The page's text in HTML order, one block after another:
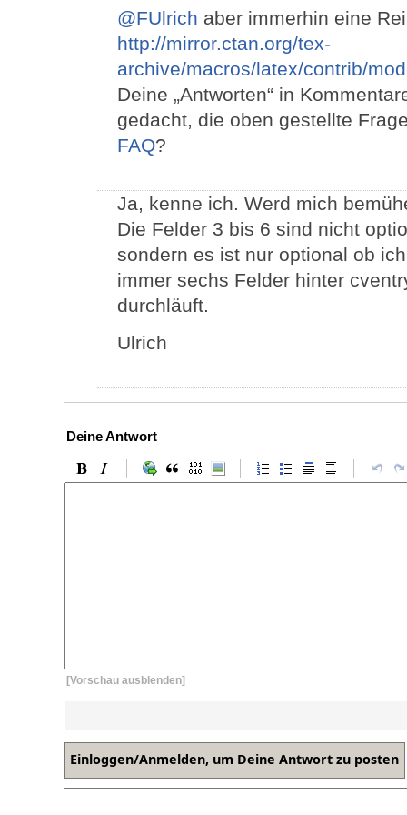
@FUlrich aber immerhin eine
http://mirror.ctan.org/tex-
archive/macros/latex/contrib/
Deine „Antworten“ in
gedacht, die oben gestellte
FAQ?
Ja, kenne ich. Werd mich
Die Felder 3 bis 6 sind nicht
sondern es ist nur optional ob
immer sechs Felder hinter
durchläuft.
Ulrich
Deine Antwort
[Vorschau ausblenden]